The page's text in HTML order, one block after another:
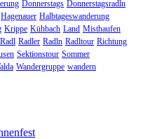
Donnerstags Donnerstagsradln
Hagenauer Halbtageswanderung
Krippe Kühbach Land Misthaufen
Radl Radler Radln Radltour Richtung
Sektionstour Sommer
Wandergruppe wandern